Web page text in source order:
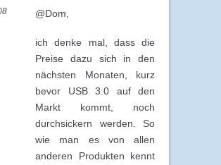
@Dom,
ich denke mal, dass die
Preise dazu sich in den
nächsten Monaten, kurz
bevor USB 3.0 auf den
Markt kommt, noch
durchsickern werden. So
wie man es von allen
anderen Produkten kennt